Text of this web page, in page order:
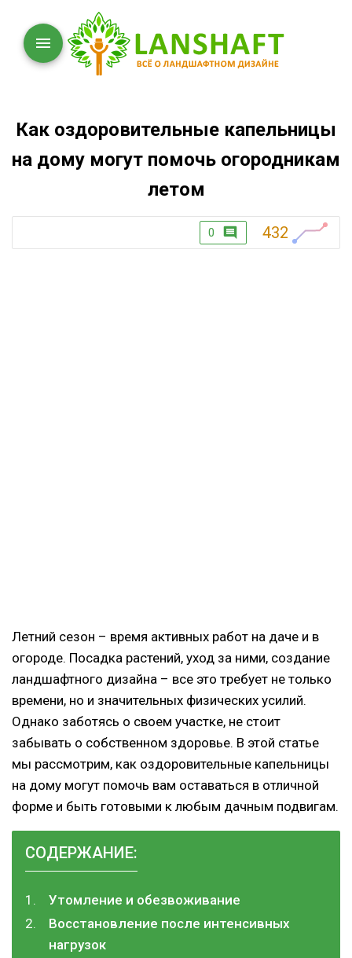
Как оздоровительные капельницы
на дому могут помочь огородникам
летом
0 432
Летний сезон – время активных работ на даче и в
огороде. Посадка растений, уход за ними, создание
ландшафтного дизайна – все это требует не только
времени, но и значительных физических усилий.
Однако заботясь о своем участке, не стоит
забывать о собственном здоровье. В этой статье
мы рассмотрим, как оздоровительные капельницы
на дому могут помочь вам оставаться в отличной
форме и быть готовыми к любым дачным подвигам.
СОДЕРЖАНИЕ:
Утомление и обезвоживание
Восстановление после интенсивных
нагрузок